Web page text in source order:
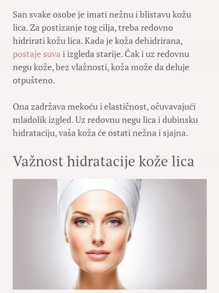
San svake osobe je imati nežnu i blistavu kožu
lica. Za postizanje tog cilja, treba redovno
hidrirati kožu lica. Kada je koža dehidrirana,
postaje suvai izgleda starije. Čak i uz redovnu
negu kože, bez vlažnosti, koža može da deluje
otpušteno.
Ona zadržava mekoću i elastičnost, očuvavajući
mladolik izgled. Uz redovnu negu lica i dubinsku
hidrataciju, vaša koža će ostati nežna i sjajna.
Važnost hidratacije kože lica